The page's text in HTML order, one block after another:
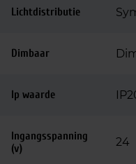
Lichtdistributie
Dimbaar
Ip waarde
Ingangsspanning
(v)
24